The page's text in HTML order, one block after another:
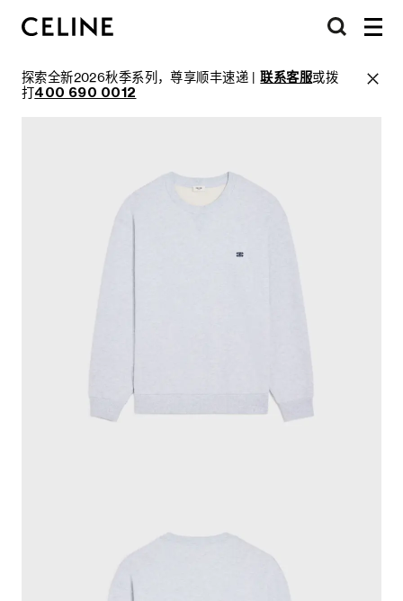
探索全新2026秋季系列，尊享顺丰速递 |联系客服或拨
打400 690 0012